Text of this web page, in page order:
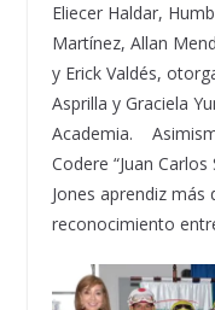
Eliecer Haldar,
Martínez, Allan
y Erick Valdés,
Asprilla y Graciela
Academia.
Codere “Juan
Jones aprendiz
reconocimiento